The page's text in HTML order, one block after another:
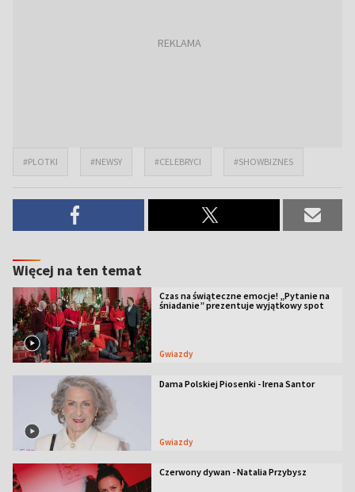
#PLOTKI #NEWSY #CELEBRYCI #SHOWBIZNES
Więcej na ten temat
Czas na świąteczne emocje! „Pytanie na
śniadanie” prezentuje wyjątkowy spot
Gwiazdy
Dama Polskiej Piosenki - Irena Santor
Gwiazdy
Czerwony dywan - Natalia Przybysz